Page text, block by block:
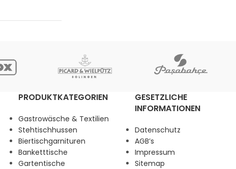
PRODUKTKATEGORIEN
Gastrowäsche & Textilien
Stehtischhussen
Biertischgarnituren
Banketttische
Gartentische
GESETZLICHE
INFORMATIONEN
Datenschutz
AGB’s
Impressum
Sitemap